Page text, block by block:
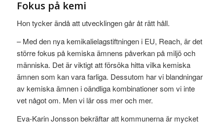
Fokus på kemi
Hon tycker ändå att utvecklingen går åt rätt håll.
– Med den nya kemikalielagstiftningen i EU, Reach, är det
större fokus på kemiska ämnens påverkan på miljö och
människa. Det är viktigt att försöka hitta vilka kemiska
ämnen som kan vara farliga. Dessutom har vi blandningar
av kemiska ämnen i oändliga kombinationer som vi inte
vet något om. Men vi lär oss mer och mer.
Eva-Karin Jonsson bekräftar att kommunerna är mycket